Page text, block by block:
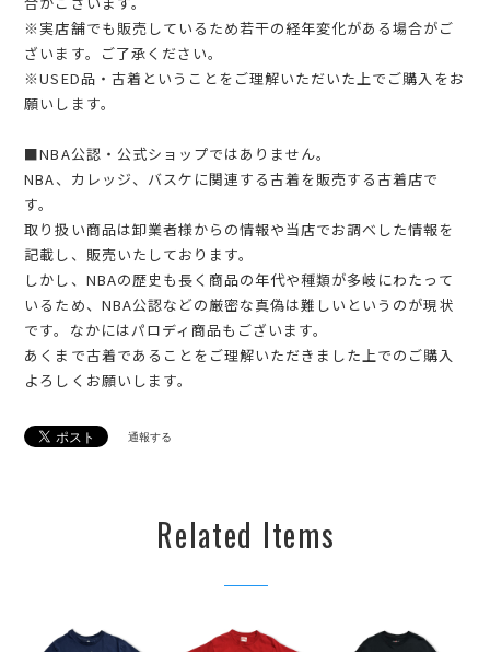
※実店舗でも販売しているため若干の経年変化がある場合がご
ざいます。ご了承ください。
※USED品・古着ということをご理解いただいた上でご購入をお
願いします。
■NBA公認・公式ショップではありません。
NBA、カレッジ、バスケに関連する古着を販売する古着店で
す。
取り扱い商品は卸業者様からの情報や当店でお調べした情報を
記載し、販売いたしております。
しかし、NBAの歴史も長く商品の年代や種類が多岐にわたって
いるため、NBA公認などの厳密な真偽は難しいというのが現状
です。なかにはパロディ商品もございます。
あくまで古着であることをご理解いただきました上でのご購入
よろしくお願いします。
通報する
Related Items